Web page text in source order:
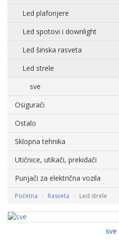
Led plafonjere
Led spotovi i downlight
Led šinska rasveta
Led strele
sve
Osigurači
Ostalo
Sklopna tehnika
Utičnice, utikači, prekidači
Punjači za električna vozila
Početna Rasveta Led strele
sve